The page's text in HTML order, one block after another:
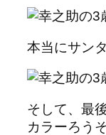
本当にサン
そして、最
カラーろう